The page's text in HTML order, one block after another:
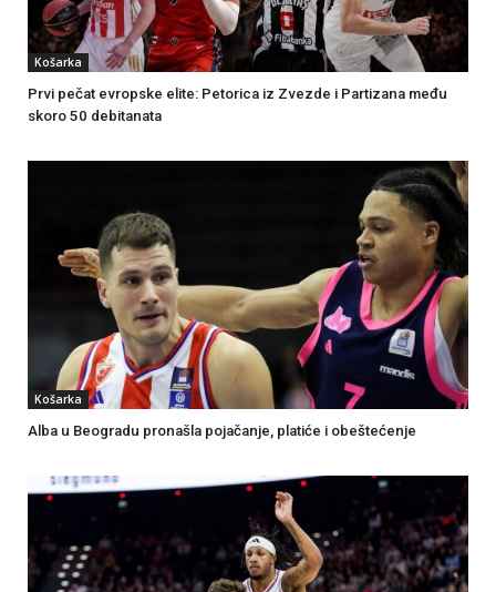
Košarka
Prvi pečat evropske elite: Petorica iz Zvezde i Partizana među
skoro 50 debitanata
Košarka
Alba u Beogradu pronašla pojačanje, platiće i obeštećenje